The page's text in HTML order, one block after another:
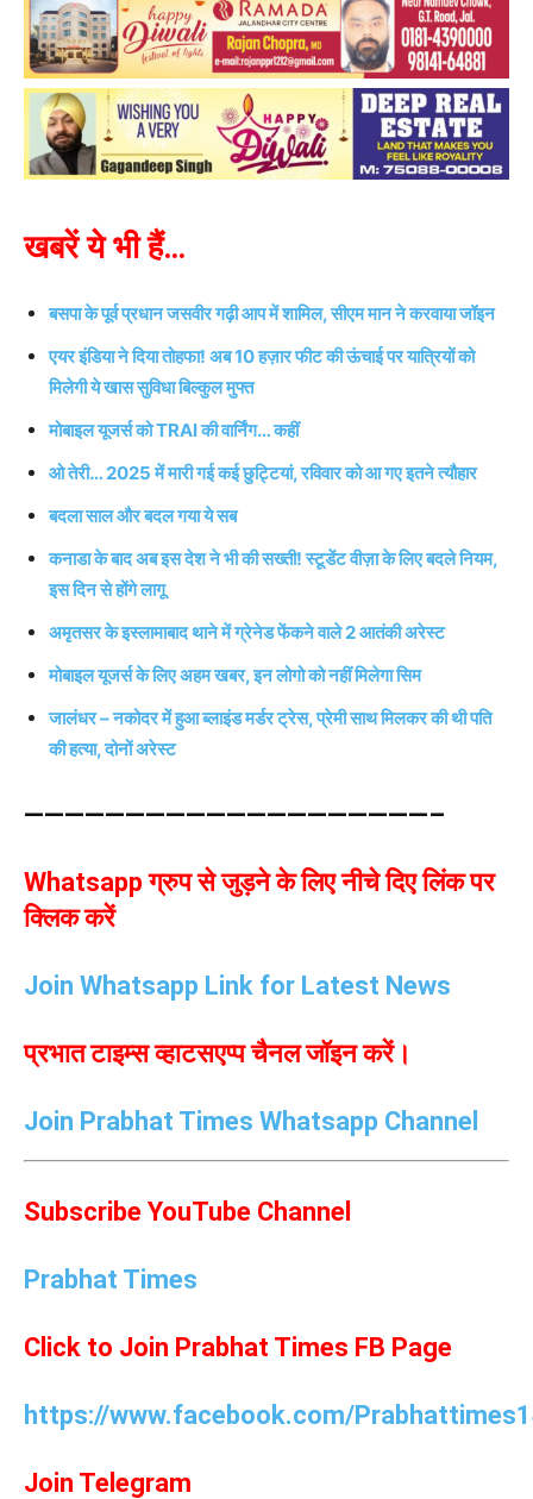
खबरें ये भी हैं…
बसपा के पूर्व प्रधान जसवीर गढ़ी आप में शामिल, सीएम मान ने करवाया जॉइन
एयर इंडिया ने दिया तोहफा! अब 10 हज़ार फीट की ऊंचाई पर यात्रियों को
मिलेगी ये खास सुविधा बिल्कुल मुफ्त
मोबाइल यूजर्स को TRAI की वार्निंग… कहीं
ओ तेरी… 2025 में मारी गई कई छुट्टियां, रविवार को आ गए इतने त्यौहार
बदला साल और बदल गया ये सब
कनाडा के बाद अब इस देश ने भी की सख्ती! स्टूडेंट वीज़ा के लिए बदले नियम,
इस दिन से होंगे लागू
अमृतसर के इस्लामाबाद थाने में ग्रेनेड फेंकने वाले 2 आतंकी अरेस्ट
मोबाइल यूजर्स के लिए अहम खबर, इन लोगो को नहीं मिलेगा सिम
जालंधर – नकोदर में हुआ ब्लाइंड मर्डर ट्रेस, प्रेमी साथ मिलकर की थी पति
की हत्या, दोनों अरेस्ट
————————————————————–
Whatsapp ग्रुप से जुड़ने के लिए नीचे दिए लिंक पर
क्लिक करें
Join Whatsapp Link for Latest News
प्रभात टाइम्स व्हाटसएप्प चैनल जॉइन करें।
Join Prabhat Times Whatsapp Channel
Subscribe YouTube Channel
Prabhat Times
Click to Join Prabhat Times FB Page
https://www.facebook.com/
Join Telegram